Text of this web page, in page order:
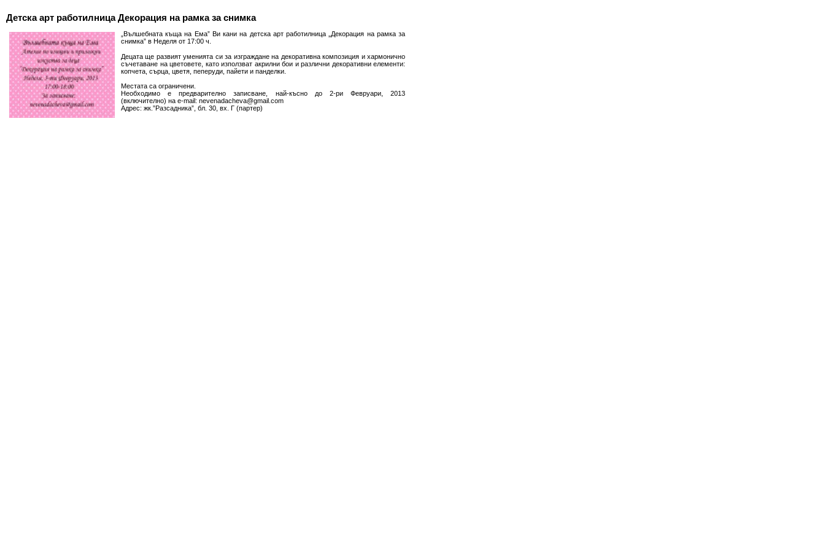
Детска арт работилница Декорация на рамка за снимка
„Вълшебната къща на Ема” Ви кани на детска арт работилница „Декорация на рамка за
снимка” в Неделя от 17:00 ч.
Децата ще развият уменията си за изграждане на декоративна композиция и хармонично
съчетаване на цветовете, като използват акрилни бои и различни декоративни елементи:
копчета, сърца, цветя, пеперуди, пайети и панделки.
Местата са ограничени.
Необходимо е предварително записване, най-късно до 2-ри Февруари, 2013
(включително) на e-mail: nevenadacheva@gmail.com
Адрес: жк.”Разсадника”, бл. 30, вх. Г (партер)